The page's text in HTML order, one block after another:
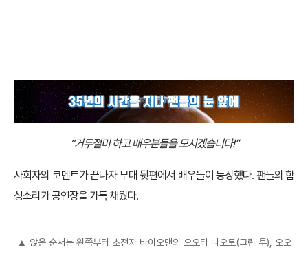
“거두절미 하고 배우분들을 모시겠습니다!”
사회자의 코멘트가 끝나자 무대 뒷편에서 배우들이 등장했다. 팬들의 함
성소리가 공연장을 가득 채웠다.
▲ 앉은 순서는 왼쪽부터 초전자 바이오맨의 오오타 나오토(그린 투), 오오